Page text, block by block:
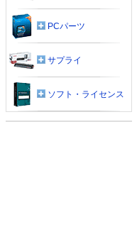
PCパーツ
サプライ
ソフト・ライセンス